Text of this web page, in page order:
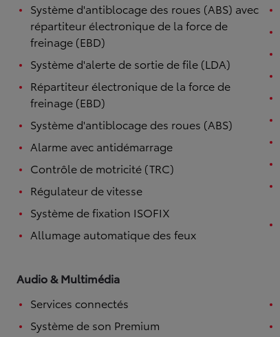
Système d'antiblocage des roues (ABS) avec
répartiteur électronique de la force de
freinage (EBD)
Système d'alerte de sortie de file (LDA)
Répartiteur électronique de la force de
freinage (EBD)
Système d'antiblocage des roues (ABS)
Alarme avec antidémarrage
Contrôle de motricité (TRC)
Régulateur de vitesse
Système de fixation ISOFIX
Allumage automatique des feux
Audio & Multimédia
Services connectés
Système de son Premium